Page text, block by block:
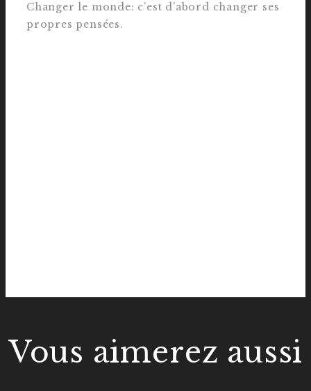
Changer le monde: c’est d’abord changer ses
propres pensées.
Vous aimerez aussi